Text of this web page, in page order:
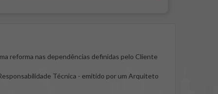
reforma nas dependências definidas pelo Cliente
Técnica - emitido por um Arquiteto
reparos quando houver; A norma NBR - 16280,